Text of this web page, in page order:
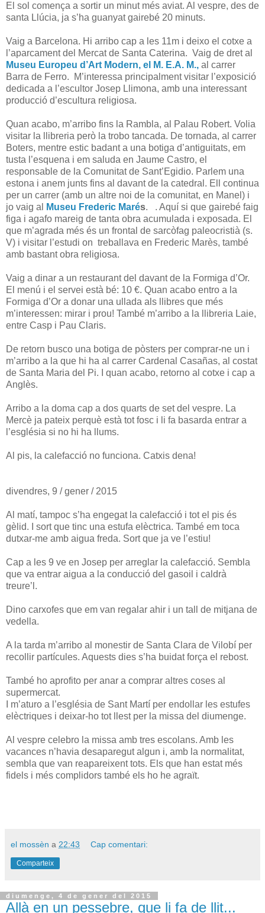
El sol comença a sortir un minut més aviat. Al vespre, des de
santa Llúcia, ja s’ha guanyat gairebé 20 minuts.
Vaig a Barcelona. Hi arribo cap a les 11m i deixo el cotxe a
l’aparcament del Mercat de Santa Caterina. Vaig de dret al
Museu Europeu d’Art Modern, el M. E.A. M., al carrer
Barra de Ferro. M’interessa principalment visitar l’exposició
dedicada a l’escultor Josep Llimona, amb una interessant
producció d’escultura religiosa.
Quan acabo, m’arribo fins la Rambla, al Palau Robert. Volia
visitar la llibreria però la trobo tancada. De tornada, al carrer
Boters, mentre estic badant a una botiga d’antiguitats, em
tusta l’esquena i em saluda en Jaume Castro, el
responsable de la Comunitat de Sant’Egidio. Parlem una
estona i anem junts fins al davant de la catedral. Ell continua
per un carrer (amb un altre noi de la comunitat, en Manel) i
jo vaig al
Museu Frederic Marés. . Aquí si que gairebé faig
figa i agafo mareig de tanta obra acumulada i exposada. El
que m’agrada més és un frontal de sarcòfag paleocristià (s.
V) i visitar l’estudi on treballava en Frederic Marès, també
amb bastant obra religiosa.
Vaig a dinar a un restaurant del davant de la Formiga d’Or.
El menú i el servei està bé: 10 €. Quan acabo entro a la
Formiga d’Or a donar una ullada als llibres que més
m’interessen: mirar i prou! També m’arribo a la llibreria Laie,
entre Casp i Pau Claris.
De retorn busco una botiga de pòsters per comprar-ne un i
m’arribo a la que hi ha al carrer Cardenal Casañas, al costat
de Santa Maria del Pi. I quan acabo, retorno al cotxe i cap a
Anglès.
Arribo a la doma cap a dos quarts de set del vespre. La
Mercè ja pateix perquè està tot fosc i li fa basarda entrar a
l’església si no hi ha llums.
Al pis, la calefacció no funciona. Catxis dena!
divendres, 9 / gener / 2015
Al matí, tampoc s’ha engegat la calefacció i tot el pis és
gèlid. I sort que tinc una estufa elèctrica. També em toca
dutxar-me amb aigua freda. Sort que ja ve l’estiu!
Cap a les 9 ve en Josep per arreglar la calefacció. Sembla
que va entrar aigua a la conducció del gasoil i caldrà
treure’l.
Dino carxofes que em van regalar ahir i un tall de mitjana de
vedella.
A la tarda m’arribo al monestir de Santa Clara de Vilobí per
recollir partícules. Aquests dies s’ha buidat força el rebost.
També ho aprofito per anar a comprar altres coses al
supermercat.
I m’aturo a l’església de Sant Martí per endollar les estufes
elèctriques i deixar-ho tot llest per la missa del diumenge.
Al vespre celebro la missa amb tres escolans. Amb les
vacances n’havia desaparegut algun i, amb la normalitat,
sembla que van reapareixent tots. Els que han estat més
fidels i més complidors també els ho he agraït.
el mossèn a 22:43 Cap comentari:
Comparteix
diumenge, 4 de gener del 2015
Allà en un pessebre, que li fa de llit...